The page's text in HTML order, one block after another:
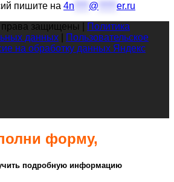
пишите на 4n @
er.ru
защищены |
Политика
данных
Пользовательское
на обработку данных Яндекс
форму,
подробную информацию